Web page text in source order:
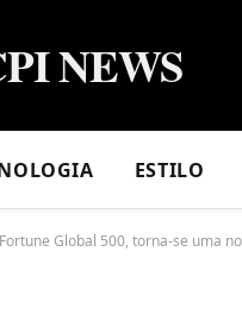
NEWS
ESTILO
Global 500, torna-se